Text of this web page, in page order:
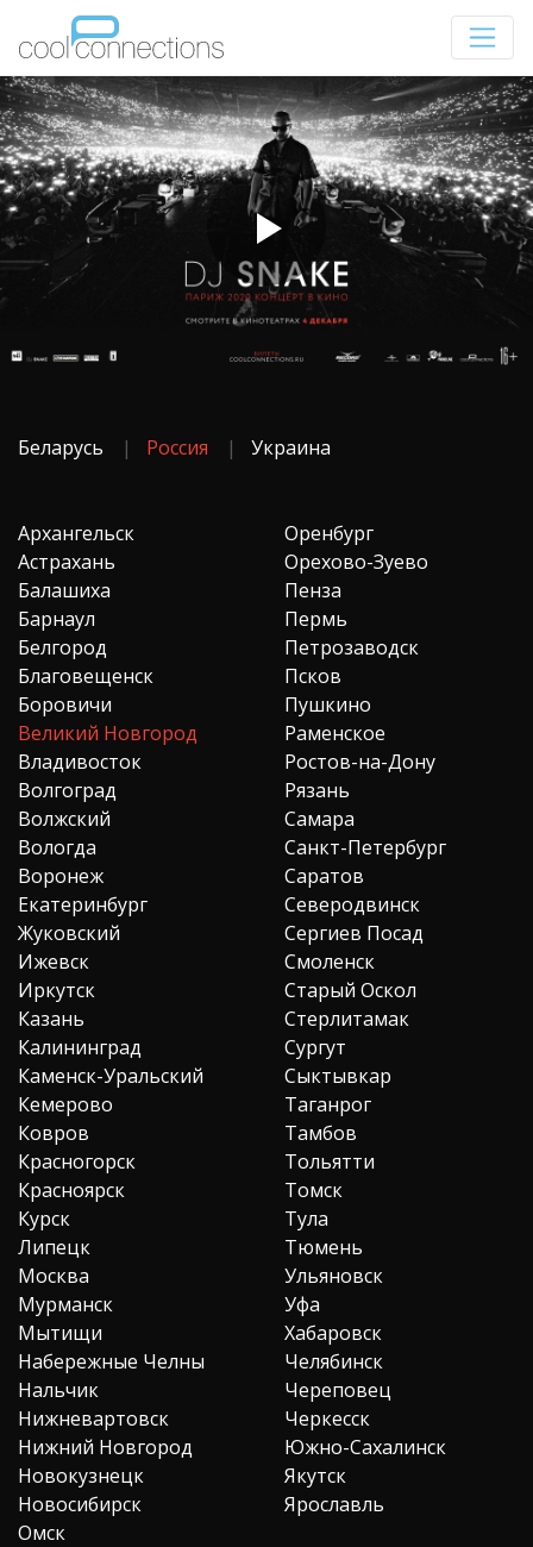
Беларусь Россия Украина
Архангельск
Астрахань
Балашиха
Барнаул
Белгород
Благовещенск
Боровичи
Великий Новгород
Владивосток
Волгоград
Волжский
Вологда
Воронеж
Екатеринбург
Жуковский
Ижевск
Иркутск
Казань
Калининград
Каменск-Уральский
Кемерово
Ковров
Красногорск
Красноярск
Курск
Липецк
Москва
Мурманск
Мытищи
Набережные Челны
Нальчик
Нижневартовск
Нижний Новгород
Новокузнецк
Новосибирск
Омск
Оренбург
Орехово-Зуево
Пенза
Пермь
Петрозаводск
Псков
Пушкино
Раменское
Ростов-на-Дону
Рязань
Самара
Санкт-Петербург
Саратов
Северодвинск
Сергиев Посад
Смоленск
Старый Оскол
Стерлитамак
Сургут
Сыктывкар
Таганрог
Тамбов
Тольятти
Томск
Тула
Тюмень
Ульяновск
Уфа
Хабаровск
Челябинск
Череповец
Черкесск
Южно-Сахалинск
Якутск
Ярославль